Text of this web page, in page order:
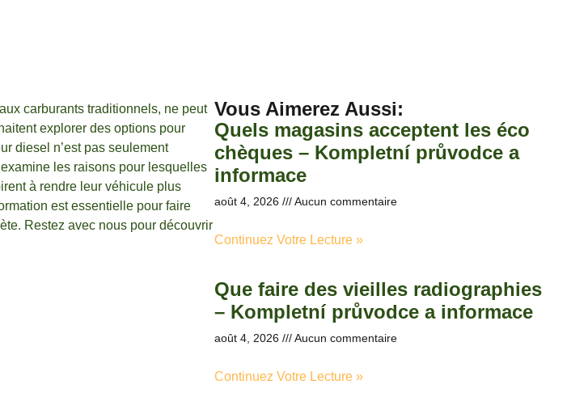
carburants traditionnels, ne peut
explorer des options pour
diesel n’est pas seulement
les raisons pour lesquelles
à rendre leur véhicule plus
est essentielle pour faire
Restez avec nous pour découvrir
Vous Aimerez Aussi :
Quels magasins acceptent les éco
chèques – Kompletní průvodce a
informace
août 4, 2026 Aucun commentaire
Continuez Votre Lecture »
Que faire des vieilles radiographies
– Kompletní průvodce a informace
août 4, 2026 Aucun commentaire
Continuez Votre Lecture »